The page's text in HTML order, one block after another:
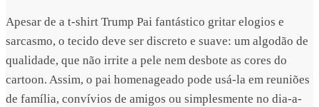
Apesar de a t-shirt Trump Pai fantástico gritar elogios e
sarcasmo, o tecido deve ser discreto e suave: um algodão de
qualidade, que não irrite a pele nem desbote as cores do
cartoon. Assim, o pai homenageado pode usá-la em reuniões
de família, convívios de amigos ou simplesmente no dia-a-